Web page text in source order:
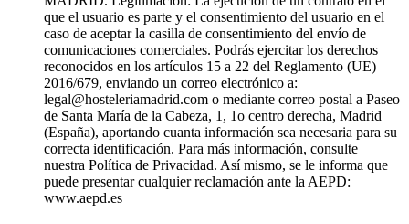
que el usuario es parte y el consentimiento del usuario en el
caso de aceptar la casilla de consentimiento del envío de
comunicaciones comerciales. Podrás ejercitar los derechos
reconocidos en los artículos 15 a 22 del Reglamento (UE)
2016/679, enviando un correo electrónico a:
legal@hosteleriamadrid.com o mediante correo postal a Paseo
de Santa María de la Cabeza, 1, 1o centro derecha, Madrid
(España), aportando cuanta información sea necesaria para su
correcta identificación. Para más información, consulte
nuestra Política de Privacidad. Así mismo, se le informa que
puede presentar cualquier reclamación ante la AEPD:
www.aepd.es